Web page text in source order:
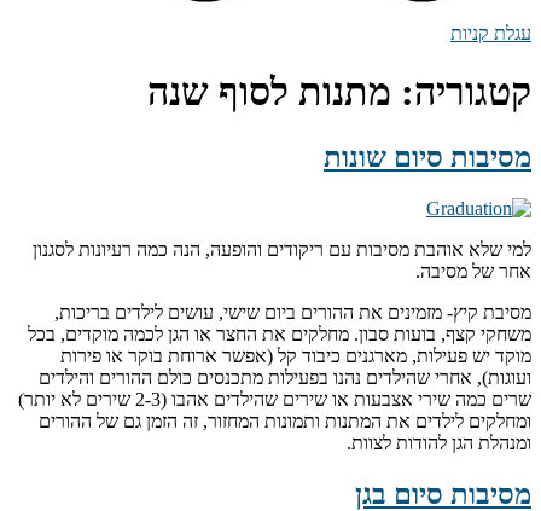
עגלת קניות
קטגוריה: מתנות לסוף שנה
מסיבות סיום שונות
למי שלא אוהבת מסיבות עם ריקודים והופעה, הנה כמה רעיונות לסגנון
אחר של מסיבה.
מסיבת קיץ- מזמינים את ההורים ביום שישי, עושים לילדים בריכות,
משחקי קצף, בועות סבון. מחלקים את החצר או הגן לכמה מוקדים, בכל
מוקד יש פעילות, מארגנים כיבוד קל (אפשר ארוחת בוקר או פירות
ועוגות), אחרי שהילדים נהנו בפעילות מתכנסים כולם ההורים והילדים
שרים כמה שירי אצבעות או שירים שהילדים אהבו (2-3 שירים לא יותר)
ומחלקים לילדים את המתנות ותמונות המחזור, זה הזמן גם של ההורים
ומנהלת הגן להודות לצוות.
מסיבות סיום בגן